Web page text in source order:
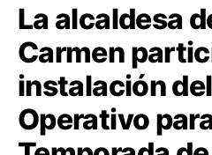
La alcaldesa
Carmen
instalación
Operativo